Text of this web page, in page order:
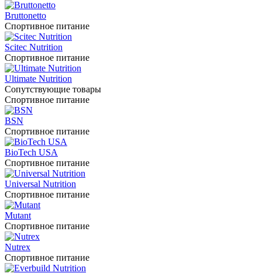
Bruttonetto
Спортивное питание
Scitec Nutrition
Спортивное питание
Ultimate Nutrition
Сопутствующие товары
Спортивное питание
BSN
Спортивное питание
BioTech USA
Спортивное питание
Universal Nutrition
Спортивное питание
Mutant
Спортивное питание
Nutrex
Спортивное питание